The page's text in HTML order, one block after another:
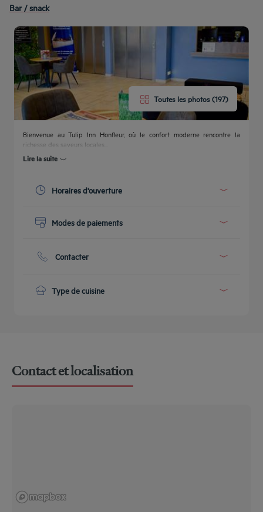
Bar / snack
Toutes les photos (197)
Bienvenue au Tulip Inn Honfleur, où le confort moderne rencontre la
richesse des saveurs locales...
Lire la suite
Horaires d'ouverture
07:00 - 20:00
Modes de paiements
Cartes bancaires
Contacter
Type de cuisine
Contact et localisation